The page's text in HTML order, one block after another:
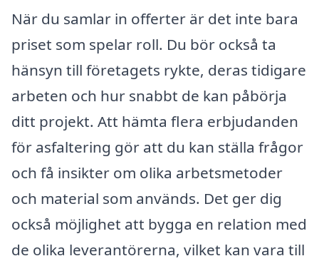
När du samlar in offerter är det inte bara
priset som spelar roll. Du bör också ta
hänsyn till företagets rykte, deras tidigare
arbeten och hur snabbt de kan påbörja
ditt projekt. Att hämta flera erbjudanden
för asfaltering gör att du kan ställa frågor
och få insikter om olika arbetsmetoder
och material som används. Det ger dig
också möjlighet att bygga en relation med
de olika leverantörerna, vilket kan vara till